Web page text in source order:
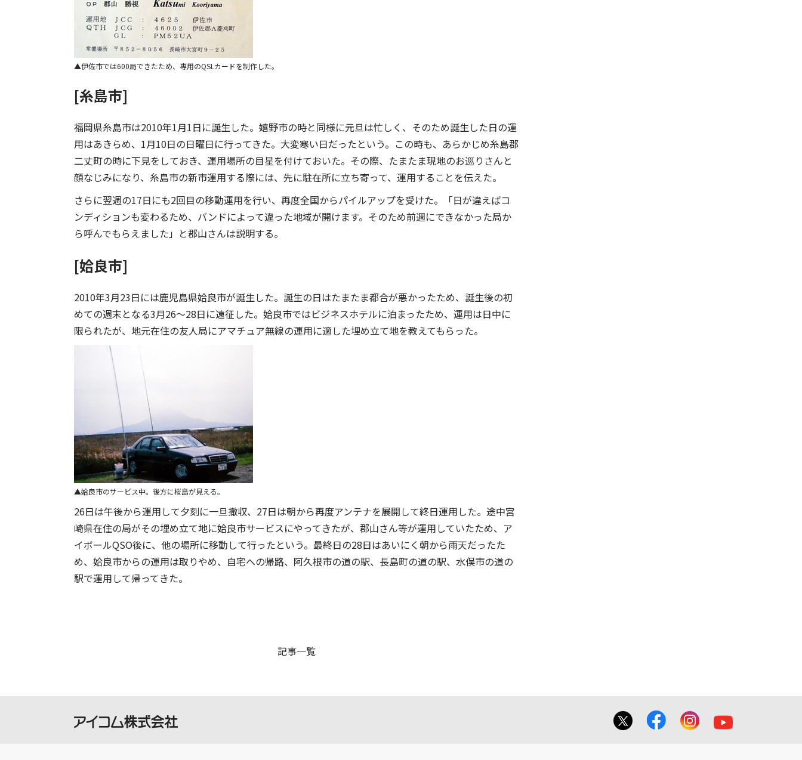
伊佐市では600局できたため、専用のQSLカードを制作した。
[糸島市]
福岡県糸島市は2010年1月1日に誕生した。嬉野市の時と同様に元旦は忙しく、そのため誕生した日の運
用はあきらめ、1月10日の日曜日に行ってきた。大変寒い日だったという。この時も、あらかじめ糸島郡
二丈町の時に下見をしておき、運用場所の目星を付けておいた。その際、たまたま現地のお巡りさんと
顔なじみになり、糸島市の新市運用する際には、先に駐在所に立ち寄って、運用することを伝えた。
さらに翌週の17日にも2回目の移動運用を行い、再度全国からパイルアップを受けた。「日が違えばコ
ンディションも変わるため、バンドによって違った地域が開けます。そのため前週にできなかった局か
ら呼んでもらえました」と郡山さんは説明する。
[姶良市]
2010年3月23日には鹿児島県姶良市が誕生した。誕生の日はたまたま都合が悪かったため、誕生後の初
めての週末となる3月26〜28日に遠征した。姶良市ではビジネスホテルに泊まったため、運用は日中に
限られたが、地元在住の友人局にアマチュア無線の運用に適した埋め立て地を教えてもらった。
姶良市のサービス中。後方に桜島が見える。
26日は午後から運用して夕刻に一旦撤収、27日は朝から再度アンテナを展開して終日運用した。途中宮
崎県在住の局がその埋め立て地に姶良市サービスにやってきたが、郡山さん等が運用していたため、ア
イボールQSO後に、他の場所に移動して行ったという。最終日の28日はあいにく朝から雨天だったた
め、姶良市からの運用は取りやめ、自宅への帰路、阿久根市の道の駅、長島町の道の駅、水俣市の道の
駅で運用して帰ってきた。
記事一覧